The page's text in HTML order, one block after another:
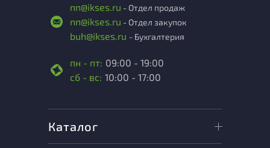
nn@ikses.ru - Отдел продаж
nn@ikses.ru - Отдел закупок
buh@ikses.ru - Бухгалтерия
пн - пт: 09:00 - 19:00
сб - вс: 10:00 - 17:00
Каталог